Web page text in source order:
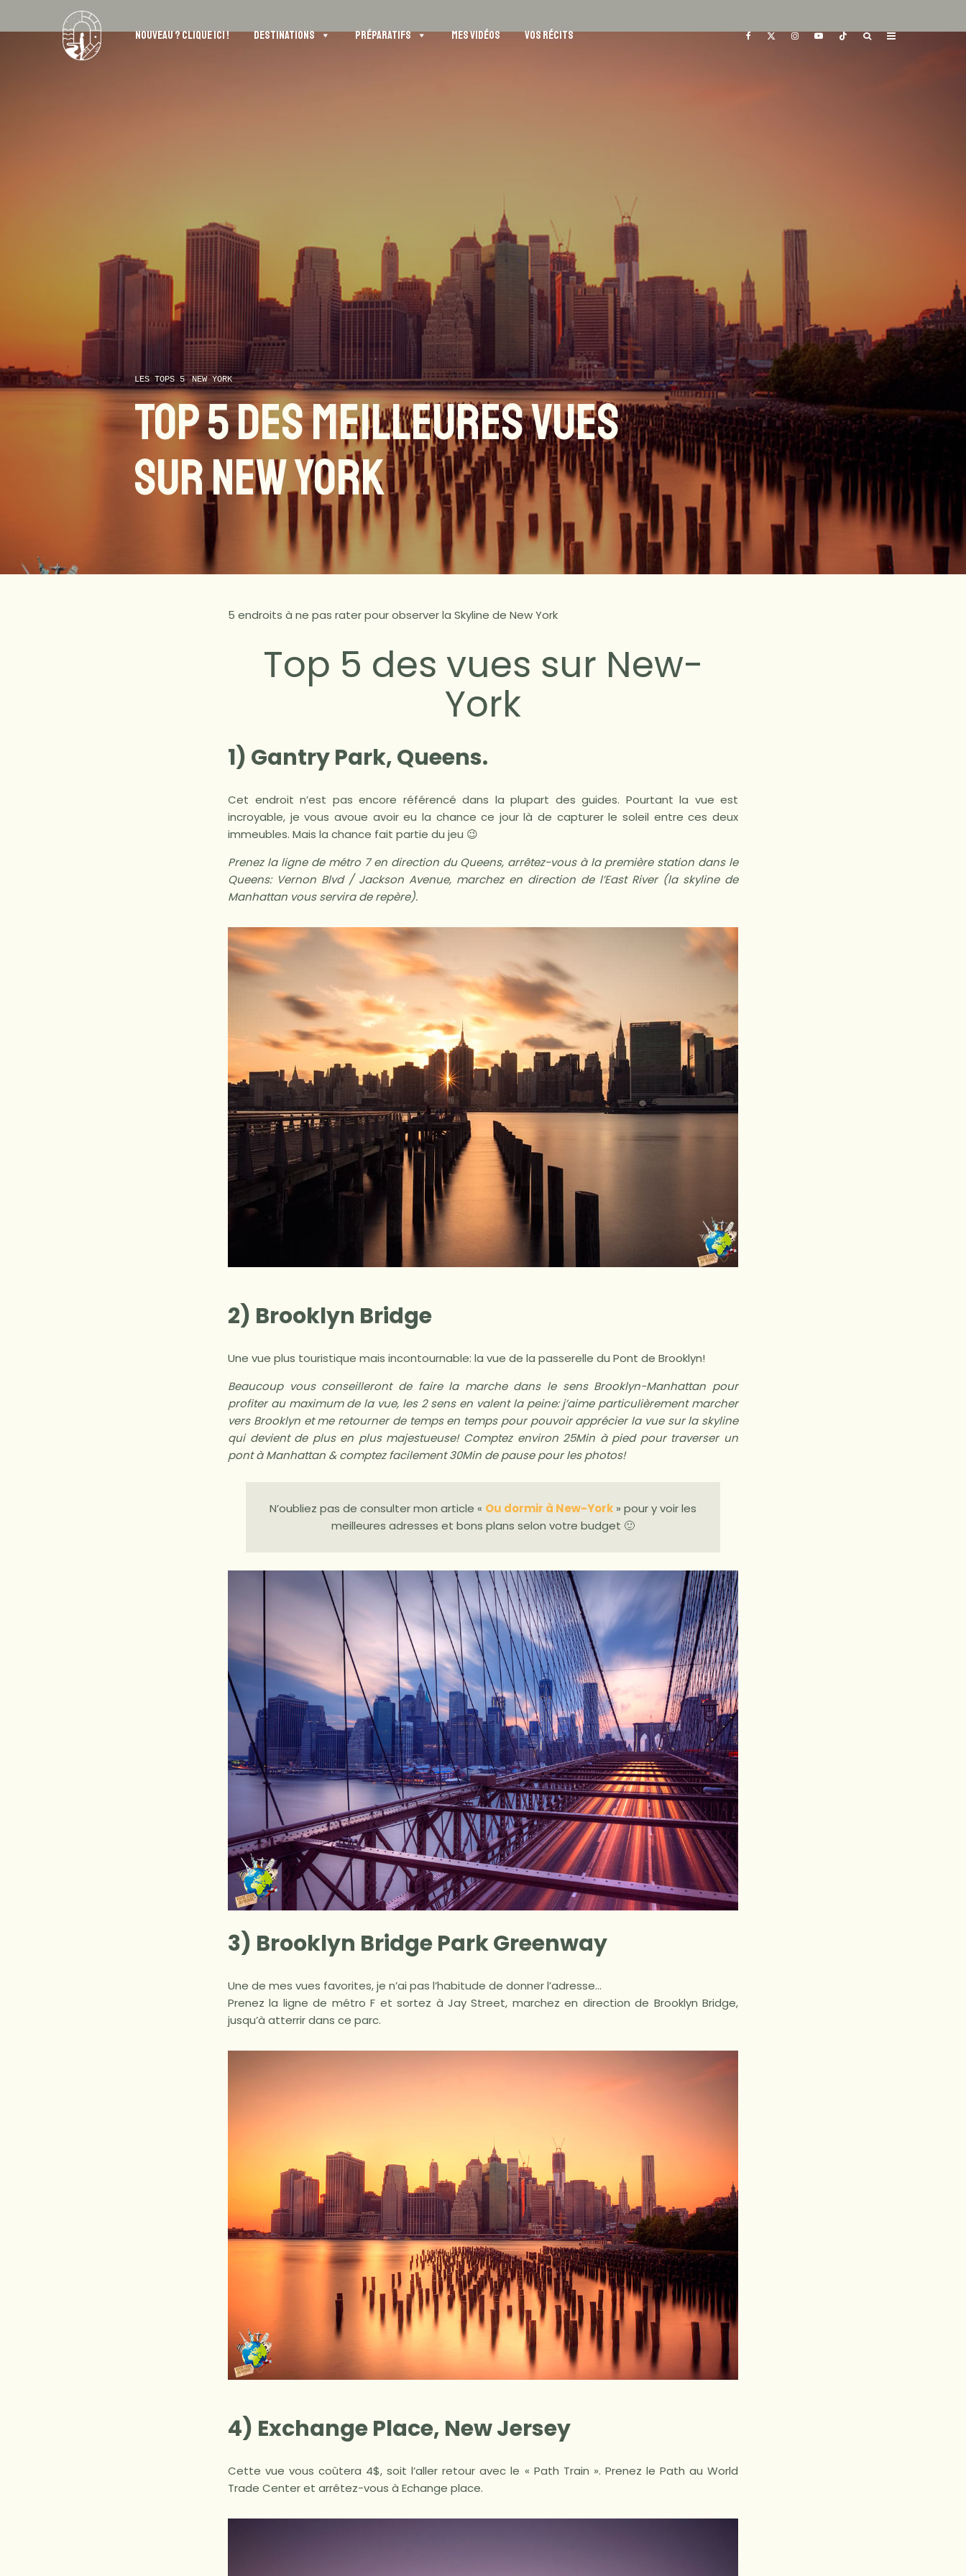
NOUVEAU ? CLIQUE ICI ! DESTINATIONS PRÉPARATIFS MES VIDÉOS VOS RÉCITS
LES TOPS 5 NEW YORK
TOP 5 DES MEILLEURES VUES
SUR NEW YORK
5 endroits à ne pas rater pour observer la Skyline de New York
Top 5 des vues sur New-
York
1) Gantry Park, Queens.
Cet endroit n’est pas encore référencé dans la plupart des guides. Pourtant la vue est
incroyable, je vous avoue avoir eu la chance ce jour là de capturer le soleil entre ces deux
immeubles. Mais la chance fait partie du jeu 😉
Prenez la ligne de métro 7 en direction du Queens, arrêtez-vous à la première station dans le
Queens: Vernon Blvd / Jackson Avenue, marchez en direction de l’East River (la skyline de
Manhattan vous servira de repère).
2) Brooklyn Bridge
Une vue plus touristique mais incontournable: la vue de la passerelle du Pont de Brooklyn!
Beaucoup vous conseilleront de faire la marche dans le sens Brooklyn-Manhattan pour
profiter au maximum de la vue, les 2 sens en valent la peine: j’aime particulièrement marcher
vers Brooklyn et me retourner de temps en temps pour pouvoir apprécier la vue sur la skyline
qui devient de plus en plus majestueuse! Comptez environ 25Min à pied pour traverser un
pont à Manhattan & comptez facilement 30Min de pause pour les photos!
N’oubliez pas de consulter mon article « Ou dormir à New-York » pour y voir les
meilleures adresses et bons plans selon votre budget 🙂
3) Brooklyn Bridge Park Greenway
Une de mes vues favorites, je n’ai pas l’habitude de donner l’adresse…
Prenez la ligne de métro F et sortez à Jay Street, marchez en direction de Brooklyn Bridge,
jusqu’à atterrir dans ce parc.
4) Exchange Place, New Jersey
Cette vue vous coûtera 4$, soit l’aller retour avec le « Path Train ». Prenez le Path au World
Trade Center et arrêtez-vous à Echange place.